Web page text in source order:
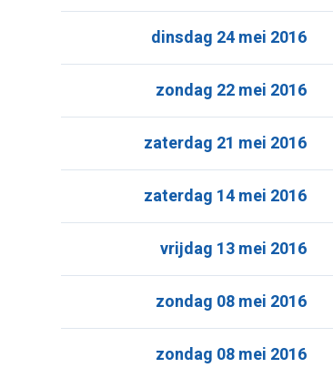
dinsdag 24 mei 2016
zondag 22 mei 2016
zaterdag 21 mei 2016
zaterdag 14 mei 2016
vrijdag 13 mei 2016
zondag 08 mei 2016
zondag 08 mei 2016